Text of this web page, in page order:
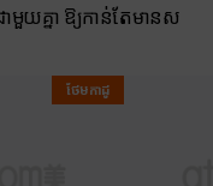
យគ្នា ឱ្យកាន់តែមានស
ថែមកាដូ